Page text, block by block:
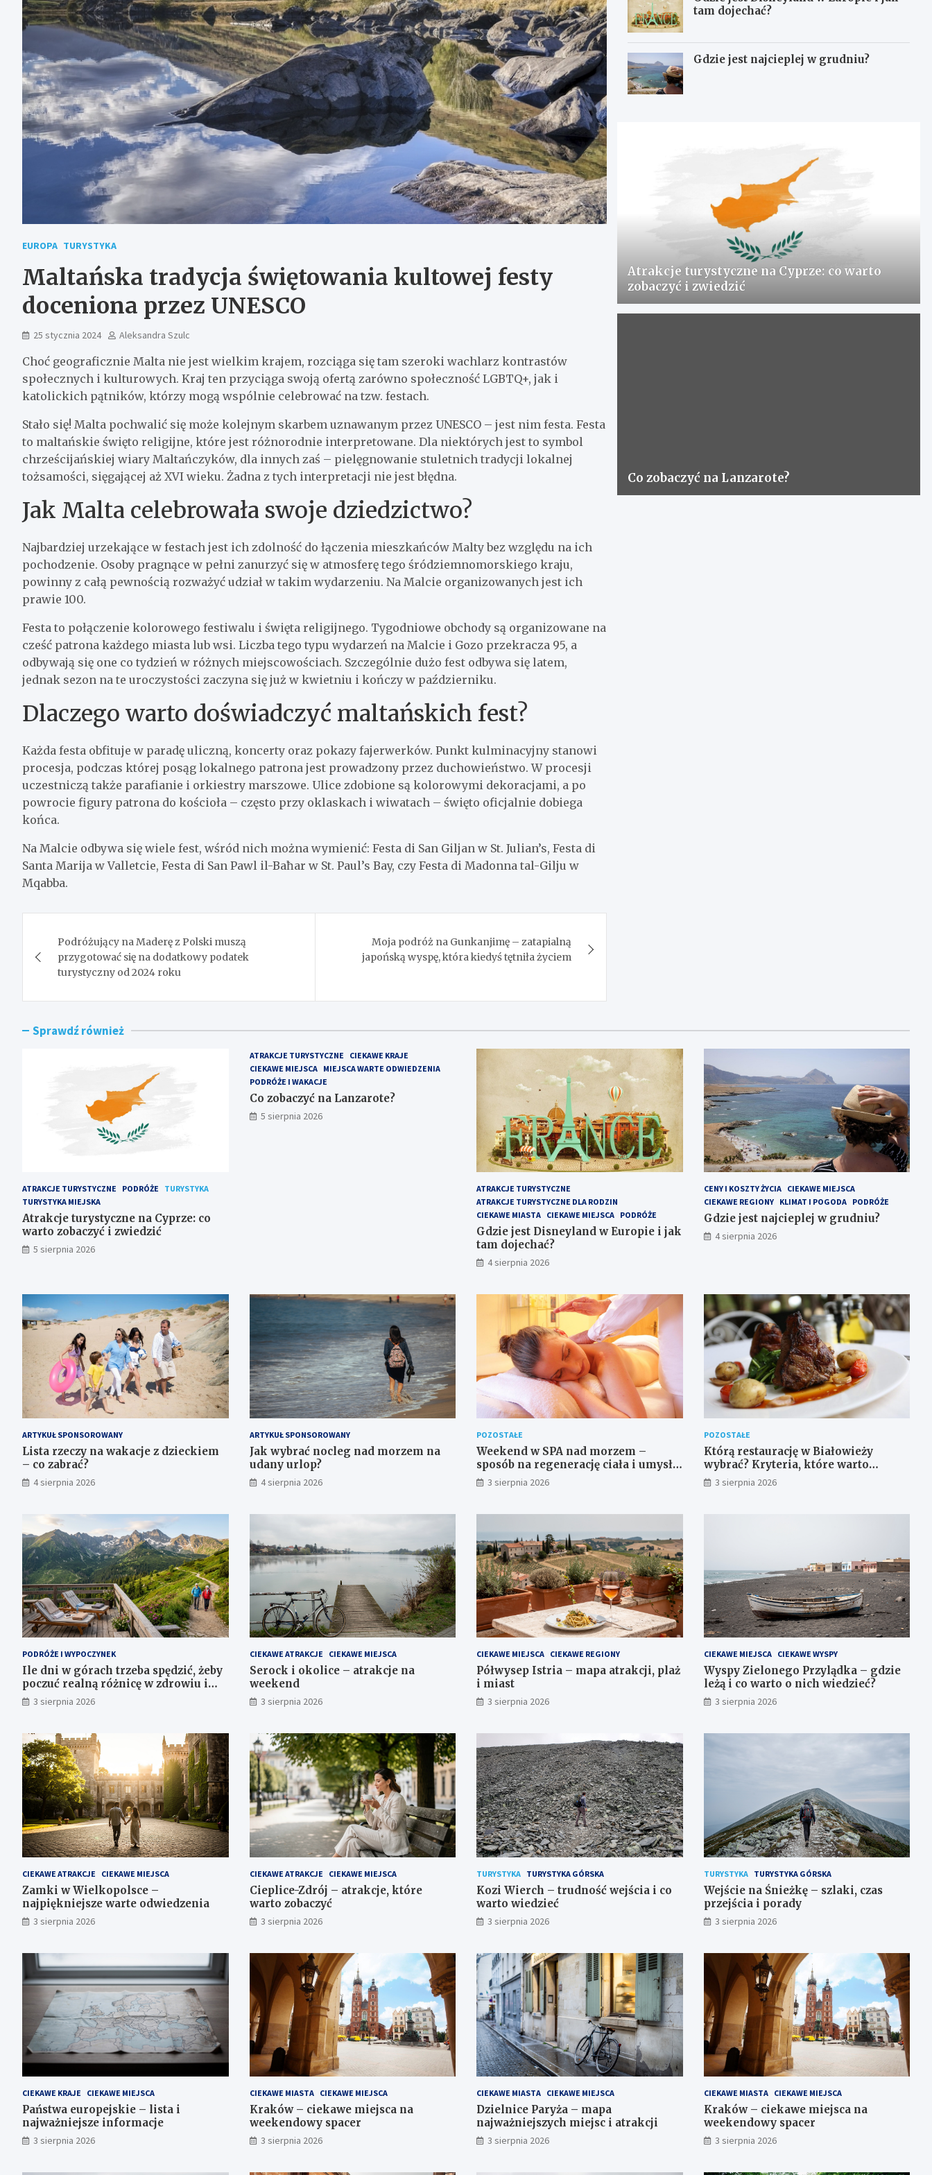
EUROPA TURYSTYKA
Maltańska tradycja świętowania kultowej festy
doceniona przez UNESCO
25 stycznia 2024 Aleksandra Szulc
Choć geograficznie Malta nie jest wielkim krajem, rozciąga się tam szeroki wachlarz kontrastów
społecznych i kulturowych. Kraj ten przyciąga swoją ofertą zarówno społeczność LGBTQ+, jak i
katolickich pątników, którzy mogą wspólnie celebrować na tzw. festach.
Stało się! Malta pochwalić się może kolejnym skarbem uznawanym przez UNESCO – jest nim festa. Festa
to maltańskie święto religijne, które jest różnorodnie interpretowane. Dla niektórych jest to symbol
chrześcijańskiej wiary Maltańczyków, dla innych zaś – pielęgnowanie stuletnich tradycji lokalnej
tożsamości, sięgającej aż XVI wieku. Żadna z tych interpretacji nie jest błędna.
Jak Malta celebrowała swoje dziedzictwo?
Najbardziej urzekające w festach jest ich zdolność do łączenia mieszkańców Malty bez względu na ich
pochodzenie. Osoby pragnące w pełni zanurzyć się w atmosferę tego śródziemnomorskiego kraju,
powinny z całą pewnością rozważyć udział w takim wydarzeniu. Na Malcie organizowanych jest ich
prawie 100.
Festa to połączenie kolorowego festiwalu i święta religijnego. Tygodniowe obchody są organizowane na
cześć patrona każdego miasta lub wsi. Liczba tego typu wydarzeń na Malcie i Gozo przekracza 95, a
odbywają się one co tydzień w różnych miejscowościach. Szczególnie dużo fest odbywa się latem,
jednak sezon na te uroczystości zaczyna się już w kwietniu i kończy w październiku.
Dlaczego warto doświadczyć maltańskich fest?
Każda festa obfituje w paradę uliczną, koncerty oraz pokazy fajerwerków. Punkt kulminacyjny stanowi
procesja, podczas której posąg lokalnego patrona jest prowadzony przez duchowieństwo. W procesji
uczestniczą także parafianie i orkiestry marszowe. Ulice zdobione są kolorowymi dekoracjami, a po
powrocie figury patrona do kościoła – często przy oklaskach i wiwatach – święto oficjalnie dobiega
końca.
Na Malcie odbywa się wiele fest, wśród nich można wymienić: Festa di San Giljan w St. Julian’s, Festa di
Santa Marija w Valletcie, Festa di San Pawl il-Baħar w St. Paul’s Bay, czy Festa di Madonna tal-Gilju w
Mqabba.
wpisu
Podróżujący na Maderę z Polski muszą
przygotować się na dodatkowy podatek
turystyczny od 2024 roku
Moja podróż na Gunkanjimę – zatapialną
japońską wyspę, która kiedyś tętniła życiem
tam dojechać?
Gdzie jest najcieplej w grudniu?
Atrakcje turystyczne na Cyprze: co warto
zobaczyć i zwiedzić
Co zobaczyć na Lanzarote?
Sprawdź również
ATRAKCJE TURYSTYCZNE PODRÓŻE
TURYSTYKA
TURYSTYKA MIEJSKA
Atrakcje turystyczne na Cyprze: co
warto zobaczyć i zwiedzić
5 sierpnia 2026
ATRAKCJE TURYSTYCZNE
CIEKAWE KRAJE
CIEKAWE MIEJSCA
MIEJSCA WARTE ODWIEDZENIA
PODRÓŻE I WAKACJE
Co zobaczyć na Lanzarote?
5 sierpnia 2026
ATRAKCJE TURYSTYCZNE
ATRAKCJE TURYSTYCZNE DLA RODZIN
CIEKAWE MIASTA CIEKAWE MIEJSCA PODRÓŻE
Gdzie jest Disneyland w Europie i jak
tam dojechać?
4 sierpnia 2026
CENY I KOSZTY ŻYCIA
CIEKAWE MIEJSCA
CIEKAWE REGIONY
KLIMAT I POGODA PODRÓŻE
Gdzie jest najcieplej w grudniu?
4 sierpnia 2026
ARTYKUŁ SPONSOROWANY
Lista rzeczy na wakacje z dzieckiem
– co zabrać?
4 sierpnia 2026
ARTYKUŁ SPONSOROWANY
Jak wybrać nocleg nad morzem na
udany urlop?
4 sierpnia 2026
POZOSTAŁE
Weekend w SPA nad morzem –
sposób na regenerację ciała i umysłu
w wyjątkowym otoczeniu
3 sierpnia 2026
POZOSTAŁE
Którą restaurację w Białowieży
wybrać? Kryteria, które warto
sprawdzić przed rezerwacją
3 sierpnia 2026
PODRÓŻE I WYPOCZYNEK
Ile dni w górach trzeba spędzić, żeby
poczuć realną różnicę w zdrowiu i
samopoczuciu?
3 sierpnia 2026
CIEKAWE ATRAKCJE CIEKAWE MIEJSCA
Serock i okolice – atrakcje na
weekend
3 sierpnia 2026
CIEKAWE MIEJSCA CIEKAWE REGIONY
Półwysep Istria – mapa atrakcji, plaż
i miast
3 sierpnia 2026
CIEKAWE MIEJSCA CIEKAWE WYSPY
Wyspy Zielonego Przylądka – gdzie
leżą i co warto o nich wiedzieć?
3 sierpnia 2026
CIEKAWE ATRAKCJE CIEKAWE MIEJSCA
Zamki w Wielkopolsce –
najpiękniejsze warte odwiedzenia
3 sierpnia 2026
CIEKAWE ATRAKCJE CIEKAWE MIEJSCA
Cieplice-Zdrój – atrakcje, które
warto zobaczyć
3 sierpnia 2026
TURYSTYKA TURYSTYKA GÓRSKA
Kozi Wierch – trudność wejścia i co
warto wiedzieć
3 sierpnia 2026
TURYSTYKA TURYSTYKA GÓRSKA
Wejście na Śnieżkę – szlaki, czas
przejścia i porady
3 sierpnia 2026
CIEKAWE KRAJE CIEKAWE MIEJSCA
Państwa europejskie – lista i
najważniejsze informacje
3 sierpnia 2026
CIEKAWE MIASTA CIEKAWE MIEJSCA
Kraków – ciekawe miejsca na
weekendowy spacer
3 sierpnia 2026
CIEKAWE MIASTA CIEKAWE MIEJSCA
Dzielnice Paryża – mapa
najważniejszych miejsc i atrakcji
3 sierpnia 2026
CIEKAWE MIASTA CIEKAWE MIEJSCA
Kraków – ciekawe miejsca na
weekendowy spacer
3 sierpnia 2026